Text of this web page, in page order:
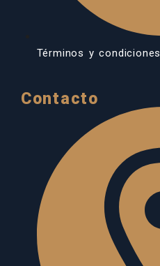
Términos y condiciones
Contacto